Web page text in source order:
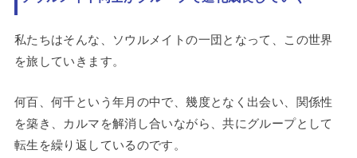
私たちはそんな、ソウルメイトの一団となって、この世界
を旅していきます。
何百、何千という年月の中で、幾度となく出会い、関係性
を築き、カルマを解消し合いながら、共にグループとして
転生を繰り返しているのです。